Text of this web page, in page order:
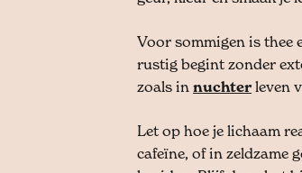
Voor sommigen is thee
rustig begint zonder
zoals in nuchter leven
Let op hoe je lichaam
cafeïne, of in zeldzame